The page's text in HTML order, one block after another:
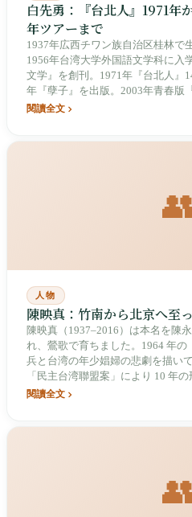
白先勇：『台北人』1971年
年ツアーまで
1937年広西チワン族自治区桂林で
1956年台湾大学外国語文学科に入
文学』を創刊。1971年『台北人』
年『孽子』を出版。2003年青春版
2004年4月に初演、2024年に20周
閱讀全文
人物
陳映真：竹南から北京へ至
陳映真（1937–2016）は本名を陳
れ、鶯歌で育ちました。1964 年
兵と台湾の年少娼婦の悲劇を描い
「民主台湾聯盟案」により 10 年
年、蔣介石の死去に伴う特赦で早
閱讀全文